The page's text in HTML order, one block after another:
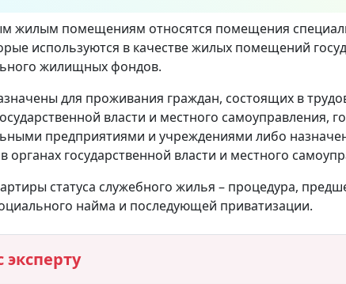
жилым помещениям относятся помещения
используются в качестве жилых помещений
жилищных фондов.
для проживания граждан, состоящих в
власти и местного самоуправления,
предприятиями и учреждениями либо
органах государственной власти и местного
статуса служебного жилья – процедура,
найма и последующей приватизации.
эксперту